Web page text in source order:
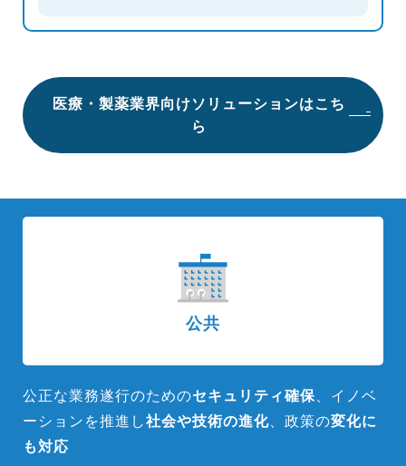
医療・製薬業界向けソリューションはこち
ら
公共
公正な業務遂行のためのセキュリティ確保 、イノベ
ーションを推進し社会や技術の進化 、政策の変化に
も対応